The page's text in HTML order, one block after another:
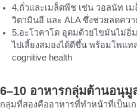
4.ถั่วและเมล็ดพืช เช่น วอลนัท เ
วิตามินอี และ ALA ซึ่งช่วยลดคว
5.อะโวคาโด อุดมด้วยไขมันไม่อิ่
ไปเลี้ยงสมองได้ดีขึ้น พร้อมโพแ
cognitive health
6–10 อาหารกลุ่มต้านอนุมู
กลุ่มที่สองคืออาหารที่ทำหน้าที่เป็นเ